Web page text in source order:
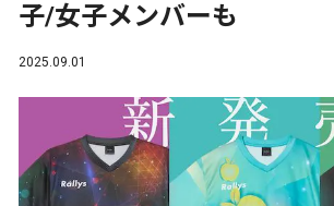
子/女子メンバーも
2025.09.01